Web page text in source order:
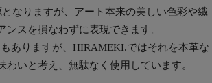
なりますが、アート本来の美しい色彩や繊
ンスを損なわずに表現できます。
ありますが、HIRAMEKI.ではそれを本革な
わいと考え、無駄なく使用しています。